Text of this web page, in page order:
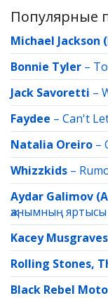
Популярные
Michael
Bonnie Tyler –
Jack Savoretti –
Faydee – Can't
Natalia Oreiro –
Whizzkids –
Aydar Galimov
җанымның яртысы
Kacey Musgraves
Rolling Stones,
Black Rebel